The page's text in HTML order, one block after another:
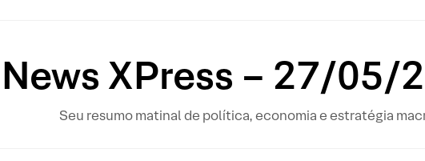
News XPress – 27/05/
Seu resumo matinal de política, economia e estratégia